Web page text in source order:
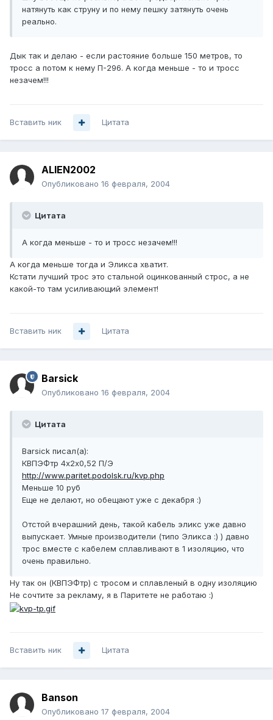
натянуть как струну и по нему пешку затянуть очень
реально.
Дык так и делаю - если растояние больше 150 метров, то
тросс а потом к нему П-296. А когда меньше - то и тросс
незачем!!!
Вставить ник Цитата
ALIEN2002
Опубликовано 16 февраля, 2004
Цитата
А когда меньше - то и тросс незачем!!!
А когда меньше тогда и Эликса хватит.
Кстати лучший трос это стальной оцинкованный строс, а не
какой-то там усиливающий элемент!
Вставить ник Цитата
Barsick
Опубликовано 16 февраля, 2004
Цитата
Barsick писал(а):
КВПЭФтр 4х2х0,52 П/Э
http://www.paritet.podolsk.ru/kvp.php
Меньше 10 руб
Еще не делают, но обещают уже с декабря :)
Отстой вчерашний день, такой кабель эликс уже давно
выпускает. Умные производители (типо Эликса :) ) давно
трос вместе с кабелем сплавливают в 1 изоляцию, что
очень правильно.
Ну так он (КВПЭФтр) с тросом и сплавленый в одну изоляцию
Не сочтите за рекламу, я в Паритете не работаю :)
Вставить ник Цитата
Banson
Опубликовано 17 февраля, 2004